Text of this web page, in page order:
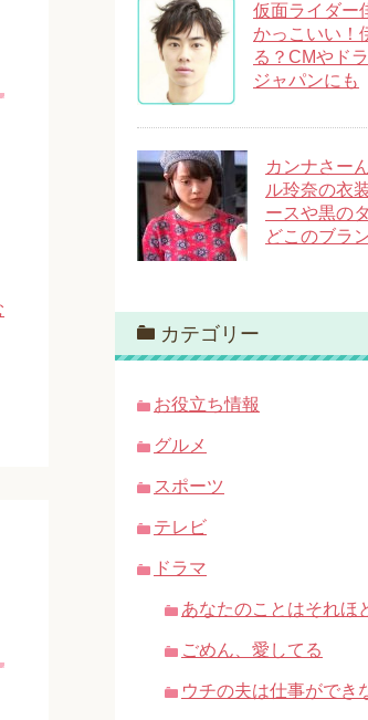
仮面ライダー
かっこいい！
る？CMやド
ジャパンにも
カンナさー
ル玲奈の衣
ースや黒の
どこのブラ
カテゴリー
お役立ち情報
グルメ
スポーツ
テレビ
ドラマ
あなたのことはそれほ
ごめん、愛してる
ウチの夫は仕事ができ